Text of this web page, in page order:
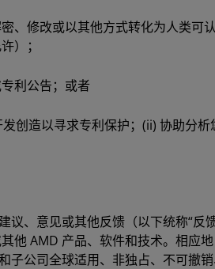
、修改或以其他方式转化为人类可
许）；
利公告；或者
创造以寻求专利保护；(ii) 协助分
、意见或其他反馈（以下统称“反
他 AMD 产品、软件和技术。相应
子公司全球适用、非独占、不可撤